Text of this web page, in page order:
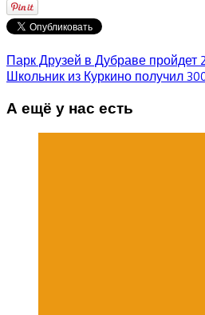
Парк Друзей в Дубраве пройдет
Школьник из Куркино получил
А ещё у нас есть